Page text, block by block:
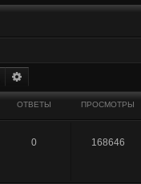
Поиск
ОТВЕТЫ ПРОСМОТРЫ
0 168646